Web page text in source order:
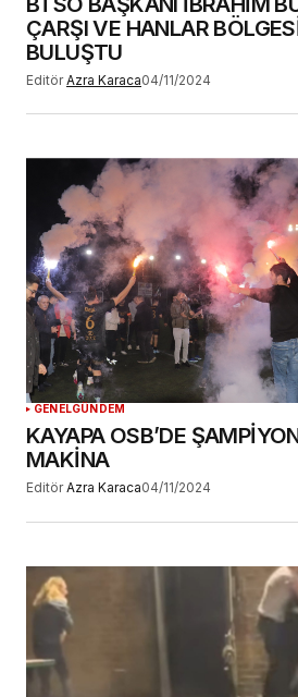
ÇARŞI VE HANLAR
BULUŞTU
Editör Azra Karaca04/11/2024
GENELGÜNDEM
KAYAPA OSB’DE
MAKİNA
Editör Azra Karaca04/11/2024